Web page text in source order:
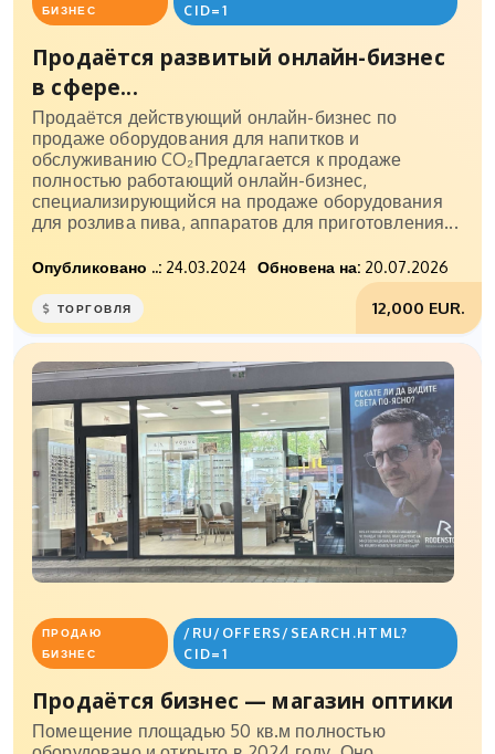
БИЗНЕС
CID=1
Продаётся развитый онлайн-бизнес
в сфере...
Продаётся действующий онлайн-бизнес по
продаже оборудования для напитков и
обслуживанию CO₂Предлагается к продаже
полностью работающий онлайн-бизнес,
специализирующийся на продаже оборудования
для розлива пива, аппаратов для приготовления...
Опубликовано ..: 24.03.2024 Обновена на: 20.07.2026
12,000 EUR.
ТОРГОВЛЯ
ПРОДАЮ
БИЗНЕС
/RU/OFFERS/SEARCH.HTML?
CID=1
Продаётся бизнес — магазин оптики
Помещение площадью 50 кв.м полностью